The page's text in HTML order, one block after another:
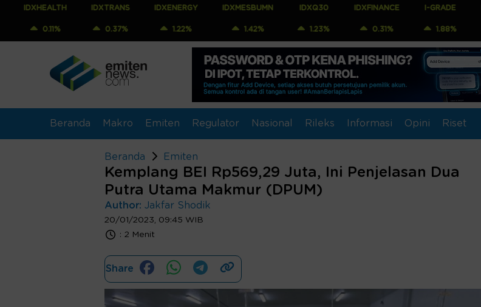
IDXTRANS
0.37%
IDXENERGY
1.22%
IDXMESBUMN IDXQ30
1.23%
IDXFINANCE
0.31%
I-GRADE
1.88%
INFOBANK15
0.99%
Beranda Makro Emiten Regulator Nasional Rileks Informasi Opini Riset
Beranda Emiten
Kemplang BEI Rp569,29 Juta, Ini Penjelasan Dua
Putra Utama Makmur (DPUM)
Author: Jakfar Shodik
20/01/2023, 09:45 WIB
: 2 Menit
Share